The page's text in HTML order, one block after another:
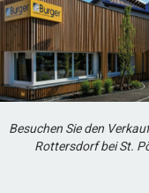
Besuchen Sie den
Rottersdorf bei St.